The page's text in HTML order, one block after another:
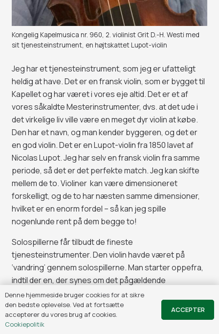
Kongelig Kapelmusica nr. 960, 2. violinist Grit D.-H. Westi med
sit tjenesteinstrument, en højtskattet Lupot-violin
Jeg har et tjenesteinstrument, som jeg er ufatteligt
heldig at have. Det er en fransk violin, som er bygget til
Kapellet og har været i vores eje altid. Det er et af
vores såkaldte Mesterinstrumenter, dvs. at det ude i
det virkelige liv ville være en meget dyr violin at købe.
Den har et navn, og man kender byggeren, og det er
en god violin. Det er en Lupot-violin fra 1850 lavet af
Nicolas Lupot. Jeg har selv en fransk violin fra samme
periode, så det er det perfekte match. Jeg kan skifte
mellem de to. Violiner kan være dimensioneret
forskelligt, og de to har næsten samme dimensioner,
hvilket er en enorm fordel – så kan jeg spille
nogenlunde rent på dem begge to!
Solospillerne får tilbudt de fineste
tjenesteinstrumenter. Den violin havde været på
‘vandring’ gennem solospillerne. Man starter oppefra,
indtil der en, der synes om det pågældende
instrument. Jeg fik lavet et par mindre ændringer, da
den var til reparation. Jeg fik flyttet lidt på
stemmestokken, som står inde i violinen, og som har
stor betydning for instrumentets klang.
Denne hjemmeside bruger cookies for at sikre
den bedste oplevelse. Ved at fortsætte
accepterer du vores brug af cookies.
Cookiepolitik
ACCEPTER